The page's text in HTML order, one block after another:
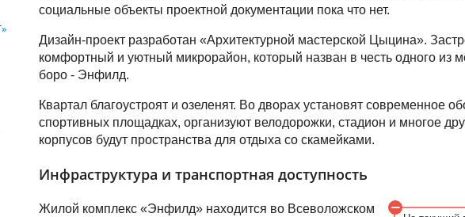
социальные объекты проектной документации пока что нет.
Дизайн-проект разработан «Архитектурной мастерской Цыцина».
комфортный и уютный микрорайон, который назван в честь одного из
боро - Энфилд.
Квартал благоустроят и озеленят. Во дворах установят современное
спортивных площадках, организуют велодорожки, стадион и многое
корпусов будут пространства для отдыха со скамейками.
Инфраструктура и транспортная доступность
Жилой комплекс «Энфилд» находится во Всеволожском